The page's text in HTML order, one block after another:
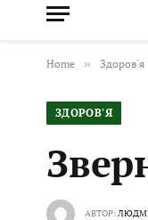
Home » Здоров'я
ЗДОРОВ'Я
АВТОР: